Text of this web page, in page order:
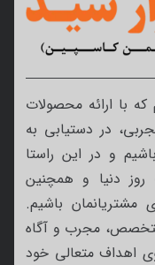
که با ارائه محصولات
در دستیابی به
و در این راستا
روز دنیا و همچنین
مشتریانمان باشیم.
متخصص، مجرب و آگاه
اهداف متعالی خود